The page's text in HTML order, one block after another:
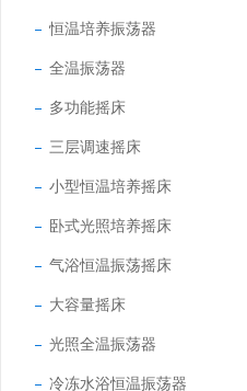
恒温培养振荡器
全温振荡器
多功能摇床
三层调速摇床
小型恒温培养摇床
卧式光照培养摇床
气浴恒温振荡摇床
大容量摇床
光照全温振荡器
冷冻水浴恒温振荡器